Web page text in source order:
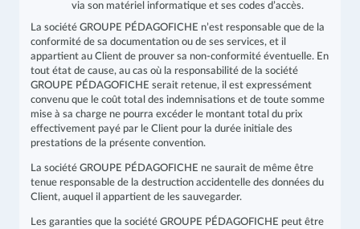
via son matériel informatique et ses codes d’accès.
La société GROUPE PÉDAGOFICHE n’est responsable que de la
conformité de sa documentation ou de ses services, et il
appartient au Client de prouver sa non-conformité éventuelle. En
tout état de cause, au cas où la responsabilité de la société
GROUPE PÉDAGOFICHE serait retenue, il est expressément
convenu que le coût total des indemnisations et de toute somme
mise à sa charge ne pourra excéder le montant total du prix
effectivement payé par le Client pour la durée initiale des
prestations de la présente convention.
La société GROUPE PÉDAGOFICHE ne saurait de même être
tenue responsable de la destruction accidentelle des données du
Client, auquel il appartient de les sauvegarder.
Les garanties que la société GROUPE PÉDAGOFICHE peut être